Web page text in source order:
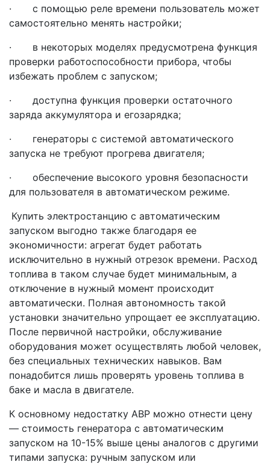
· с помощью реле времени пользователь может
самостоятельно менять настройки;
· в некоторых моделях предусмотрена функция
проверки работоспособности прибора, чтобы
избежать проблем с запуском;
· доступна функция проверки остаточного
заряда аккумулятора и егозарядка;
· генераторы с системой автоматического
запуска не требуют прогрева двигателя;
· обеспечение высокого уровня безопасности
для пользователя в автоматическом режиме.
Купить электростанцию с автоматическим
запуском выгодно также благодаря ее
экономичности: агрегат будет работать
исключительно в нужный отрезок времени. Расход
топлива в таком случае будет минимальным, а
отключение в нужный момент происходит
автоматически. Полная автономность такой
установки значительно упрощает ее эксплуатацию.
После первичной настройки, обслуживание
оборудования может осуществлять любой человек,
без специальных технических навыков. Вам
понадобится лишь проверять уровень топлива в
баке и масла в двигателе.
К основному недостатку АВР можно отнести цену
— стоимость генератора с автоматическим
запуском на 10-15% выше цены аналогов с другими
типами запуска: ручным запуском или